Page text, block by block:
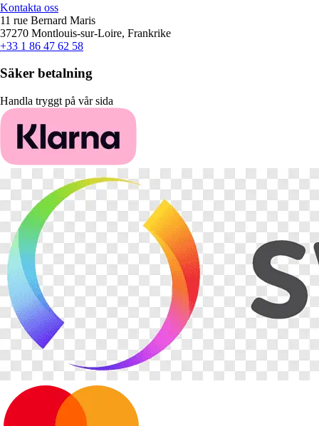
Kontakta oss
11 rue Bernard Maris
37270 Montlouis-sur-Loire, Frankrike
+33 1 86 47 62 58
Säker betalning
Handla tryggt på vår sida